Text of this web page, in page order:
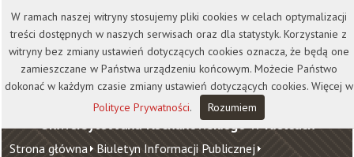
Kontakt Biblioteka
Wydawnictwo
Wirtualna Uczelnia
Uniwersytet Jana Kochanowskiego w Kielcach
Strona główna Biuletyn Informacji Publicznej
W ramach naszej witryny stosujemy pliki cookies w celach optymalizacji
treści dostępnych w naszych serwisach oraz dla statystyk. Korzystanie z
witryny bez zmiany ustawień dotyczących cookies oznacza, że będą one
zamieszczane w Państwa urządzeniu końcowym. Możecie Państwo
dokonać w każdym czasie zmiany ustawień dotyczących cookies. Więcej w
Polityce Prywatności. Rozumiem